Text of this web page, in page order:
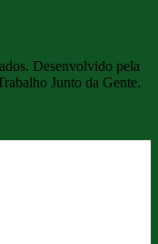
Desenvolvido pela
Junto da Gente.